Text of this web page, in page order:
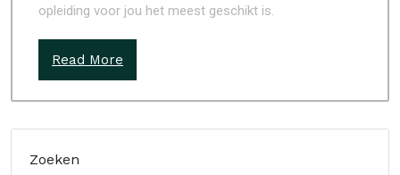
opleiding voor jou het meest geschikt is.
Read More
Zoeken